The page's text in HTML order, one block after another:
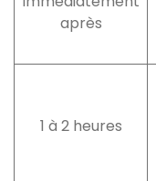
après
1 à 2 heures